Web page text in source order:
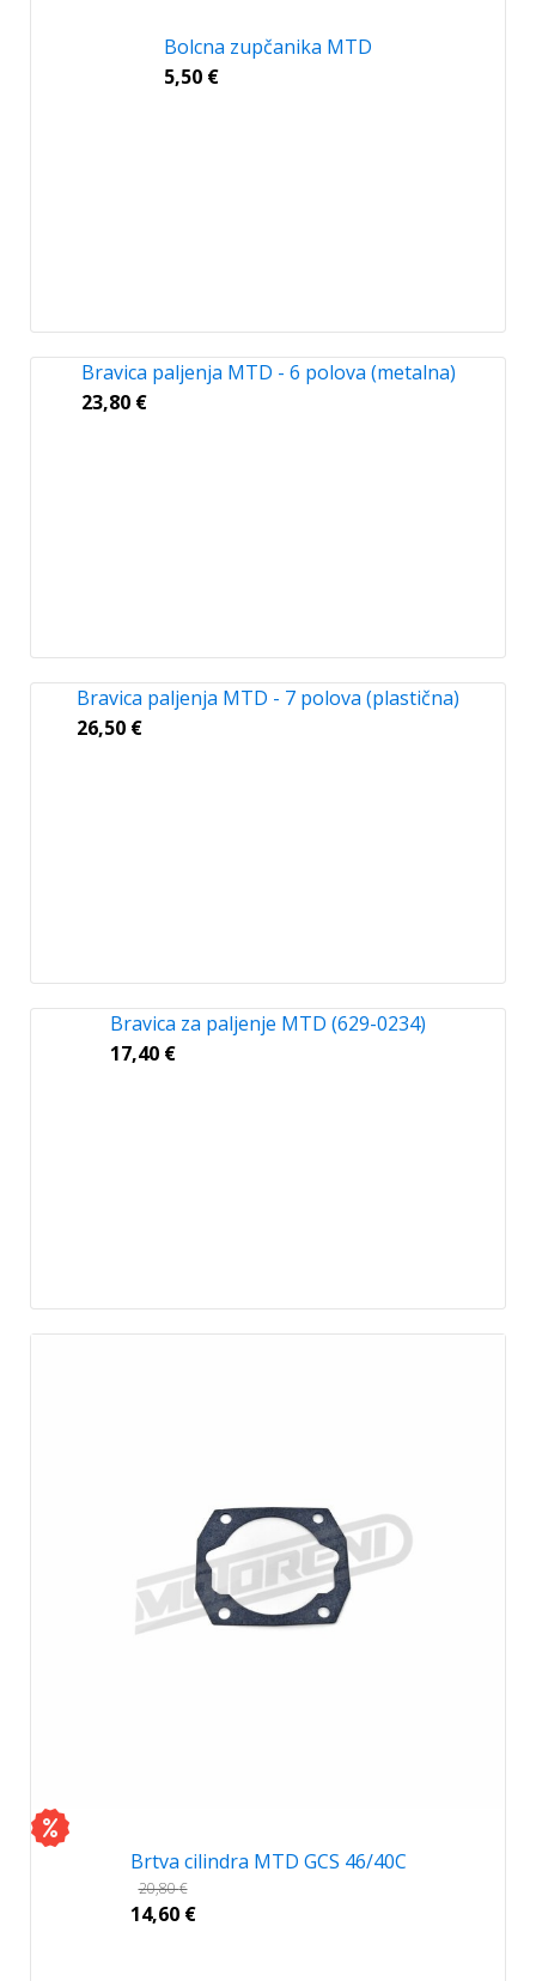
Bolcna zupčanika MTD
5,50 €
Bravica paljenja MTD - 6 polova (metalna)
23,80 €
Bravica paljenja MTD - 7 polova (plastična)
26,50 €
Bravica za paljenje MTD (629-0234)
17,40 €
Brtva cilindra MTD GCS 46/40C
20,80€
14,60 €